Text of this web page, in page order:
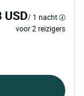
USD/ 1 nacht
voor 2 reizigers